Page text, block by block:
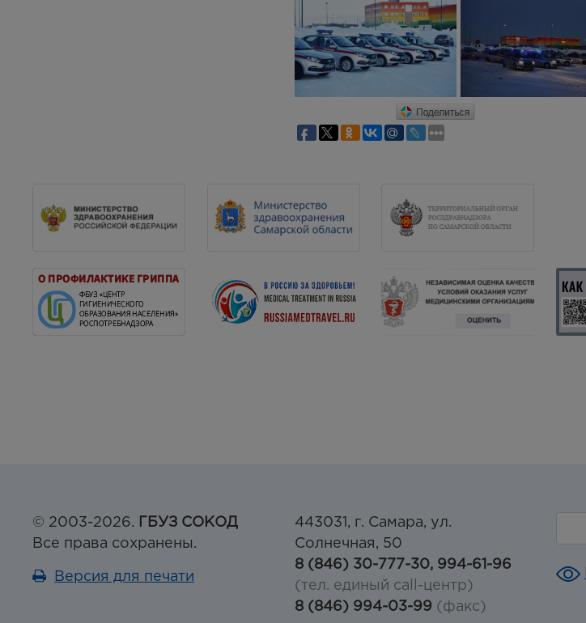
© 2003-2026.
ГБУЗ СОКОД
Все права сохранены.
Версия для печати
443031, г. Самара, ул.
Солнечная, 50
8 (846) 30-777-30, 994-61-96
(тел. единый call-центр)
8 (846) 994-03-99 (факс)